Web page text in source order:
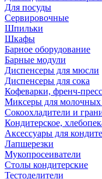
Для посуды
Сервировочные
Шпильки
Шкафы
Барное оборудование
Барные модули
Диспенсеры для мюсли
Диспенсеры для сока
Кофеварки, френч-
Миксеры для молочных
Сокоохладители и
Кондитерское,
Аксессуары для
Лапшерезки
Мукопросеиватели
Столы кондитерские
Тестоделители